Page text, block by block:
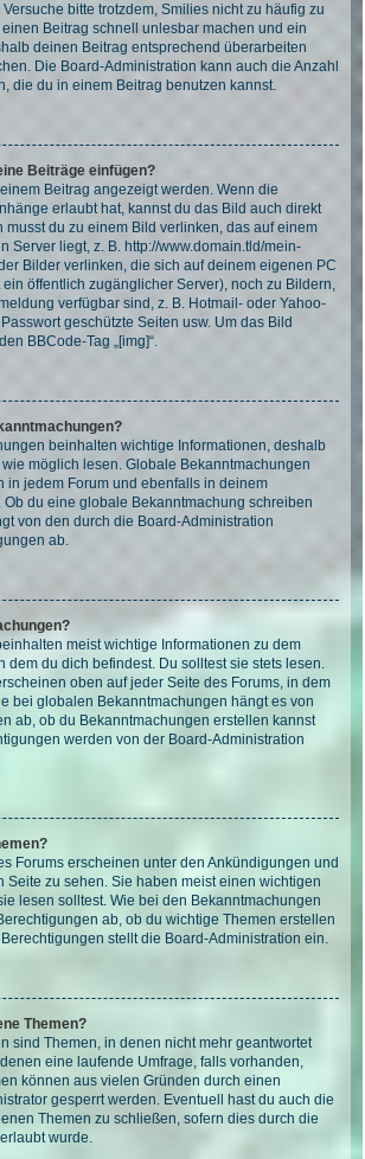
bitte trotzdem, Smilies nicht zu häufig zu
Beitrag schnell unlesbar machen und ein
deinen Beitrag entsprechend überarbeiten
Die Board-Administration kann auch die Anzahl
die du in einem Beitrag benutzen kannst.
Beiträge einfügen?
Beitrag angezeigt werden. Wenn die
erlaubt hat, kannst du das Bild auch direkt
musst du zu einem Bild verlinken, das auf einem
Server liegt, z. B. http://www.domain.tld/mein-
Bilder verlinken, die sich auf deinem eigenen PC
öffentlich zugänglicher Server), noch zu Bildern,
verfügbar sind, z. B. Hotmail- oder Yahoo-
geschützte Seiten usw. Um das Bild
BBCode-Tag „[img]“.
beinhalten wichtige Informationen, deshalb
möglich lesen. Globale Bekanntmachungen
in jedem Forum und ebenfalls in deinem
du eine globale Bekanntmachung schreiben
von den durch die Board-Administration
ab.
meist wichtige Informationen zu dem
dem du dich befindest. Du solltest sie stets lesen.
oben auf jeder Seite des Forums, in dem
bei globalen Bekanntmachungen hängt es von
ab, ob du Bekanntmachungen erstellen kannst
werden von der Board-Administration
Forums erscheinen unter den Ankündigungen und
Seite zu sehen. Sie haben meist einen wichtigen
lesen solltest. Wie bei den Bekanntmachungen
ab, ob du wichtige Themen erstellen
stellt die Board-Administration ein.
Themen?
sind Themen, in denen nicht mehr geantwortet
eine laufende Umfrage, falls vorhanden,
können aus vielen Gründen durch einen
gesperrt werden. Eventuell hast du auch die
Themen zu schließen, sofern dies durch die
wurde.